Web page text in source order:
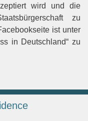
wird und die
zu
ist unter
in Deutschland“ zu